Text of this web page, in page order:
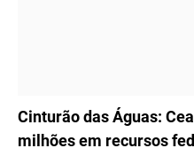
ÚLTIMAS NOTÍCIAS
Cinturão das Águas:
milhões em recursos